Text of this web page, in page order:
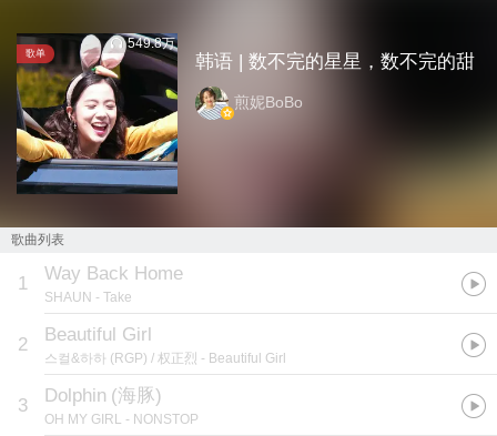
歌单
549.8万
韩语 | 数不完的星星，数不完的甜
煎妮BoBo
歌曲列表
1 Way Back Home
SHAUN - Take
2 Beautiful Girl
스컬&하하 (RGP) / 权正烈 - Beautiful Girl
3 Dolphin (海豚)
OH MY GIRL - NONSTOP